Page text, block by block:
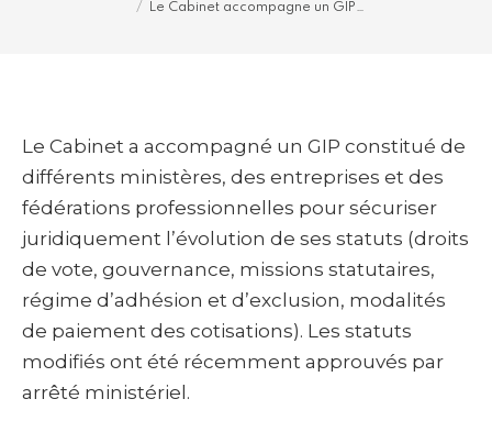
Le Cabinet accompagne un GIP…
Le Cabinet a accompagné un GIP constitué de
différents ministères, des entreprises et des
fédérations professionnelles pour sécuriser
juridiquement l’évolution de ses statuts (droits
de vote, gouvernance, missions statutaires,
régime d’adhésion et d’exclusion, modalités
de paiement des cotisations). Les statuts
modifiés ont été récemment approuvés par
arrêté ministériel.